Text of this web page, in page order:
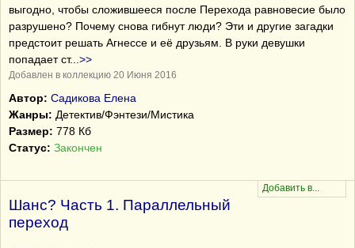
выгодно, чтобы сложившееся после Перехода равновесие было
разрушено? Почему снова гибнут люди? Эти и другие загадки
предстоит решать Агнессе и её друзьям. В руки девушки
попадает ст... >>
Добавлен в коллекцию 20 Июня 2016
Автор: Садикова Елена
Жанры: Детектив/Фэнтези/Мистика
Размер: 778 Кб
Статус: Закончен
Шанс? Часть 1. Параллельный
переход